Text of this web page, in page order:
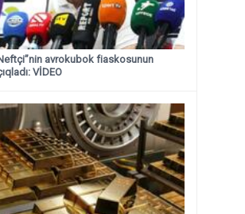
avrokubok fiaskosunun
VİDEO